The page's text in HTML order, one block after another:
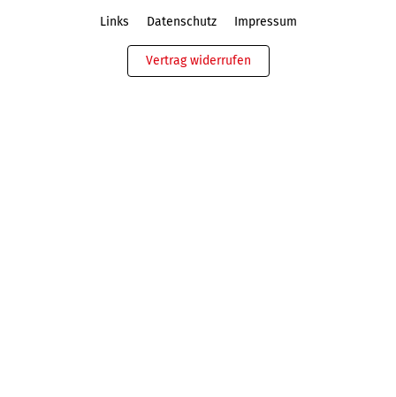
Links Datenschutz Impressum
Vertrag widerrufen